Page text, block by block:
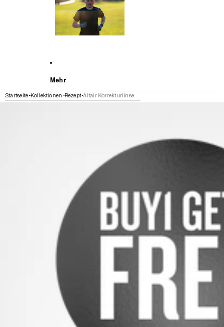
Mehr
Startseite Kollektionen Rezept Altair Korrekturlinse
WEITER ZU DEN PRODUKTINFORMATIONEN